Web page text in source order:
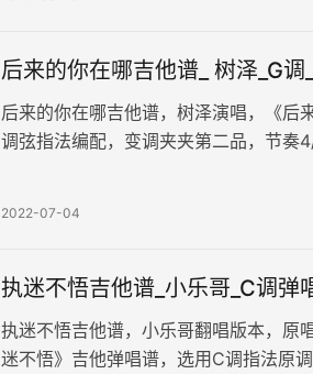
后来的你在哪吉他谱_ 树泽_G
后来的你在哪吉他谱，树泽演唱，《后
调弦指法编配，变调夹夹第二品，节
2022-07-04
执迷不悟吉他谱_小乐哥_C调弹
执迷不悟吉他谱，小乐哥翻唱版本，原
迷不悟》吉他弹唱谱，选用C调指法原